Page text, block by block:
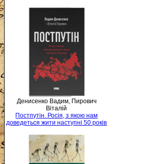
Денисенко Вадим, Пирович
Віталій
Постпутін. Росія, з якою нам
доведеться жити наступні 50 років